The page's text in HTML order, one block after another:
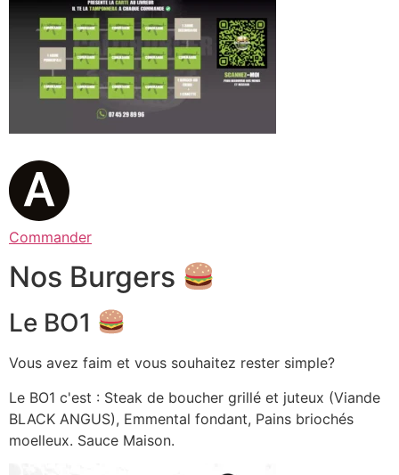
Commander
Nos Burgers
Le BO1
Vous avez faim et vous souhaitez rester simple?
Le BO1 c'est : Steak de boucher grillé et juteux (Viande
BLACK ANGUS), Emmental fondant, Pains briochés
moelleux. Sauce Maison.